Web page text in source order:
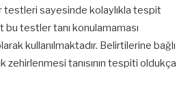
sayesinde kolaylıkla tespit
testler tanı konulamaması
kullanılmaktadır. Belirtilerine bağlı
zehirlenmesi tanısının tespiti oldukça